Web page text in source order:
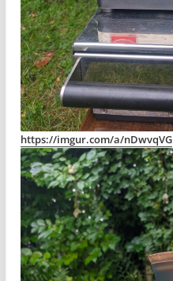
https://imgur.com/a/nDwvqVG